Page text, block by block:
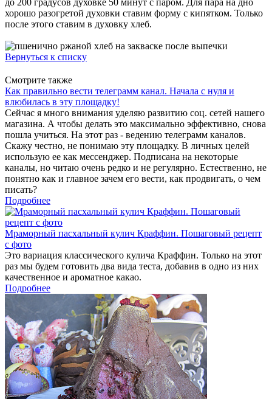
хорошо разогретой духовки ставим форму с кипятком. Только
после этого ставим в духовку хлеб.
Вернуться к списку
Смотрите также
Как правильно вести телеграмм канал. Начала с нуля и
влюбилась в эту площадку!
Сейчас я много внимания уделяю развитию соц. сетей нашего
магазина. А чтобы делать это максимально эффективно, снова
пошла учиться. На этот раз - ведению телеграмм каналов.
Скажу честно, не понимаю эту площадку. В личных целей
использую ее как мессенджер. Подписана на некоторые
каналы, но читаю очень редко и не регулярно. Естественно, не
понятно как и главное зачем его вести, как продвигать, о чем
писать?
Подробнее
Мраморный пасхальный кулич Краффин. Пошаговый рецепт
с фото
Это вариация классического кулича Краффин. Только на этот
раз мы будем готовить два вида теста, добавив в одно из них
качественное и ароматное какао.
Подробнее